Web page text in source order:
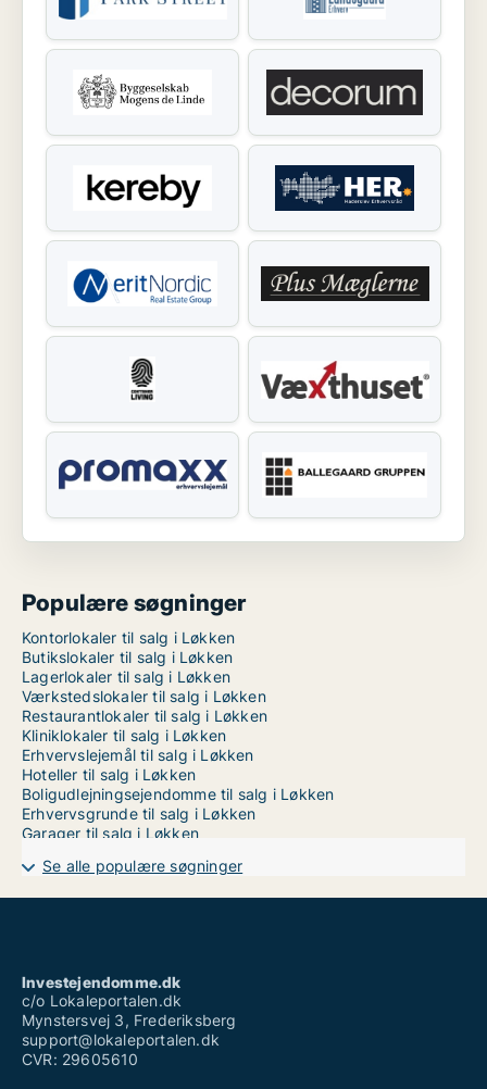
Populære søgninger
Kontorlokaler til salg i Løkken
Butikslokaler til salg i Løkken
Lagerlokaler til salg i Løkken
Værkstedslokaler til salg i Løkken
Restaurantlokaler til salg i Løkken
Kliniklokaler til salg i Løkken
Erhvervslejemål til salg i Løkken
Hoteller til salg i Løkken
Boligudlejningsejendomme til salg i Løkken
Erhvervsgrunde til salg i Løkken
Garager til salg i Løkken
Se alle populære søgninger
Investejendomme.dk
c/o Lokaleportalen.dk
Mynstersvej 3, Frederiksberg
support@lokaleportalen.dk
CVR: 29605610